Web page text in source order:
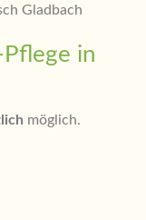
Gladbach
in
möglich.